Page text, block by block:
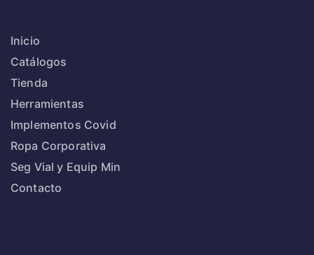
Inicio
Catálogos
Tienda
Herramientas
Implementos Covid
Ropa Corporativa
Seg Vial y Equip Min
Contacto